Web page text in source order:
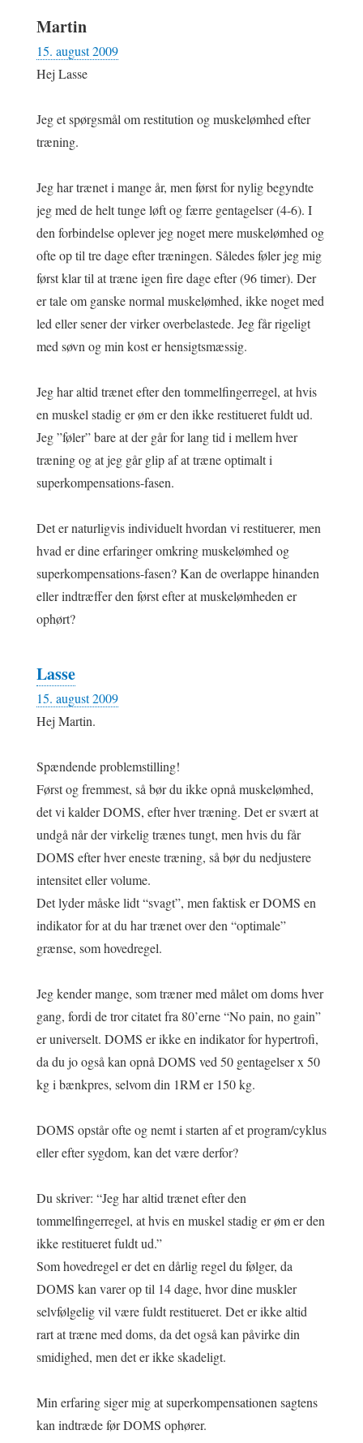
Martin
15. august 2009
Hej Lasse
Jeg et spørgsmål om restitution og muskelømhed efter
træning.
Jeg har trænet i mange år, men først for nylig begyndte
jeg med de helt tunge løft og færre gentagelser (4-6). I
den forbindelse oplever jeg noget mere muskelømhed og
ofte op til tre dage efter træningen. Således føler jeg mig
først klar til at træne igen fire dage efter (96 timer). Der
er tale om ganske normal muskelømhed, ikke noget med
led eller sener der virker overbelastede. Jeg får rigeligt
med søvn og min kost er hensigtsmæssig.
Jeg har altid trænet efter den tommelfingerregel, at hvis
en muskel stadig er øm er den ikke restitueret fuldt ud.
Jeg ”føler” bare at der går for lang tid i mellem hver
træning og at jeg går glip af at træne optimalt i
superkompensations-fasen.
Det er naturligvis individuelt hvordan vi restituerer, men
hvad er dine erfaringer omkring muskelømhed og
superkompensations-fasen? Kan de overlappe hinanden
eller indtræffer den først efter at muskelømheden er
ophørt?
Lasse
15. august 2009
Hej Martin.
Spændende problemstilling!
Først og fremmest, så bør du ikke opnå muskelømhed,
det vi kalder DOMS, efter hver træning. Det er svært at
undgå når der virkelig trænes tungt, men hvis du får
DOMS efter hver eneste træning, så bør du nedjustere
intensitet eller volume.
Det lyder måske lidt “svagt”, men faktisk er DOMS en
indikator for at du har trænet over den “optimale”
grænse, som hovedregel.
Jeg kender mange, som træner med målet om doms hver
gang, fordi de tror citatet fra 80’erne “No pain, no gain”
er universelt. DOMS er ikke en indikator for hypertrofi,
da du jo også kan opnå DOMS ved 50 gentagelser x 50
kg i bænkpres, selvom din 1RM er 150 kg.
DOMS opstår ofte og nemt i starten af et program/cyklus
eller efter sygdom, kan det være derfor?
Du skriver: “Jeg har altid trænet efter den
tommelfingerregel, at hvis en muskel stadig er øm er den
ikke restitueret fuldt ud.”
Som hovedregel er det en dårlig regel du følger, da
DOMS kan varer op til 14 dage, hvor dine muskler
selvfølgelig vil være fuldt restitueret. Det er ikke altid
rart at træne med doms, da det også kan påvirke din
smidighed, men det er ikke skadeligt.
Min erfaring siger mig at superkompensationen sagtens
kan indtræde før DOMS ophører.